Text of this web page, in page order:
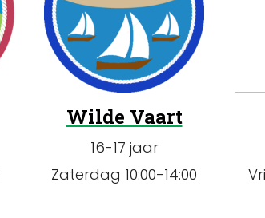
Wilde Vaart
16-17 jaar
Zaterdag 10:00-14:00